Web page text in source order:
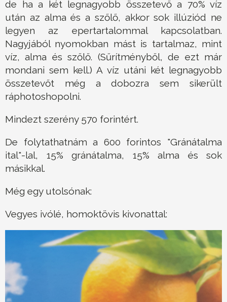
de ha a két legnagyobb összetevő a 70% víz
után az alma és a szőlő, akkor sok illúziód ne
legyen az epertartalommal kapcsolatban.
Nagyjából nyomokban mást is tartalmaz, mint
víz, alma és szőlő. (Sűrítményből, de ezt már
mondani sem kell.) A víz utáni két legnagyobb
összetevőt még a dobozra sem sikerült
ráphotoshopolni.
Mindezt szerény 570 forintért.
De folytathatnám a 600 forintos "Gránátalma
ital"-lal, 15% gránátalma, 15% alma és sok
másikkal.
Még egy utolsónak:
Vegyes ivólé, homoktövis kivonattal: